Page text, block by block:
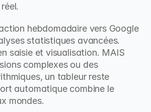
hebdomadaire vers Google
statistiques avancées.
saisie et visualisation. MAIS
complexes ou des
un tableur reste
automatique combine le
mondes.